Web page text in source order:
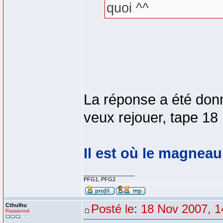
quoi ^^
La réponse a été
veux rejouer, tape
Il est où le
PFG1, PFG2
Cthulhu
Passionné Posté le: 18 Nov 2007,